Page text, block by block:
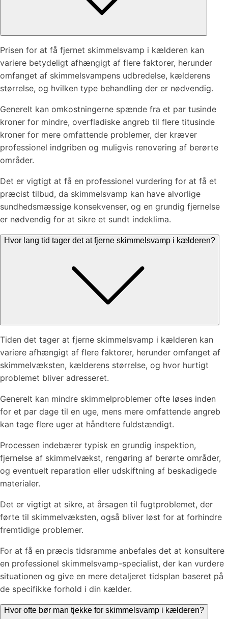
Prisen for at få fjernet skimmelsvamp i kælderen kan
variere betydeligt afhængigt af flere faktorer, herunder
omfanget af skimmelsvampens udbredelse, kælderens
størrelse, og hvilken type behandling der er nødvendig.
Generelt kan omkostningerne spænde fra et par tusinde
kroner for mindre, overfladiske angreb til flere titusinde
kroner for mere omfattende problemer, der kræver
professionel indgriben og muligvis renovering af berørte
områder.
Det er vigtigt at få en professionel vurdering for at få et
præcist tilbud, da skimmelsvamp kan have alvorlige
sundhedsmæssige konsekvenser, og en grundig fjernelse
er nødvendig for at sikre et sundt indeklima.
Hvor lang tid tager det at fjerne skimmelsvamp i kælderen?
Tiden det tager at fjerne skimmelsvamp i kælderen kan
variere afhængigt af flere faktorer, herunder omfanget af
skimmelvæksten, kælderens størrelse, og hvor hurtigt
problemet bliver adresseret.
Generelt kan mindre skimmelproblemer ofte løses inden
for et par dage til en uge, mens mere omfattende angreb
kan tage flere uger at håndtere fuldstændigt.
Processen indebærer typisk en grundig inspektion,
fjernelse af skimmelvækst, rengøring af berørte områder,
og eventuelt reparation eller udskiftning af beskadigede
materialer.
Det er vigtigt at sikre, at årsagen til fugtproblemet, der
førte til skimmelvæksten, også bliver løst for at forhindre
fremtidige problemer.
For at få en præcis tidsramme anbefales det at konsultere
en professionel skimmelsvamp-specialist, der kan vurdere
situationen og give en mere detaljeret tidsplan baseret på
de specifikke forhold i din kælder.
Hvor ofte bør man tjekke for skimmelsvamp i kælderen?